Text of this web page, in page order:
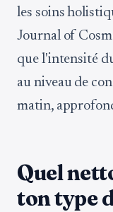
les soins
Journal of
que l'intensité
au niveau de
matin,
Quel
ton type